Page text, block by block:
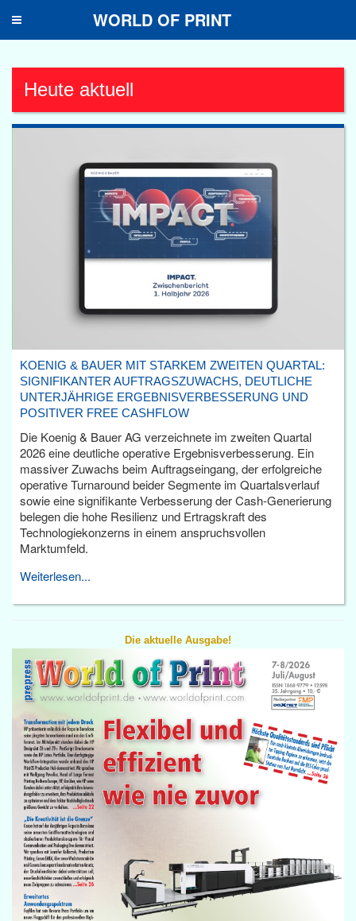
Toggle
WORLD OF PRINT
Heute aktuell
KOENIG & BAUER MIT STARKEM ZWEITEN QUARTAL:
SIGNIFIKANTER AUFTRAGSZUWACHS, DEUTLICHE
UNTERJÄHRIGE ERGEBNISVERBESSERUNG UND
POSITIVER FREE CASHFLOW
Die Koenig & Bauer AG verzeichnete im zweiten Quartal
2026 eine deutliche operative Ergebnisverbesserung. Ein
massiver Zuwachs beim Auftragseingang, der erfolgreiche
operative Turnaround beider Segmente im Quartalsverlauf
sowie eine signifikante Verbesserung der Cash-Generierung
belegen die hohe Resilienz und Ertragskraft des
Technologiekonzerns in einem anspruchsvollen
Marktumfeld.
Weiterlesen...
Die aktuelle Ausgabe!